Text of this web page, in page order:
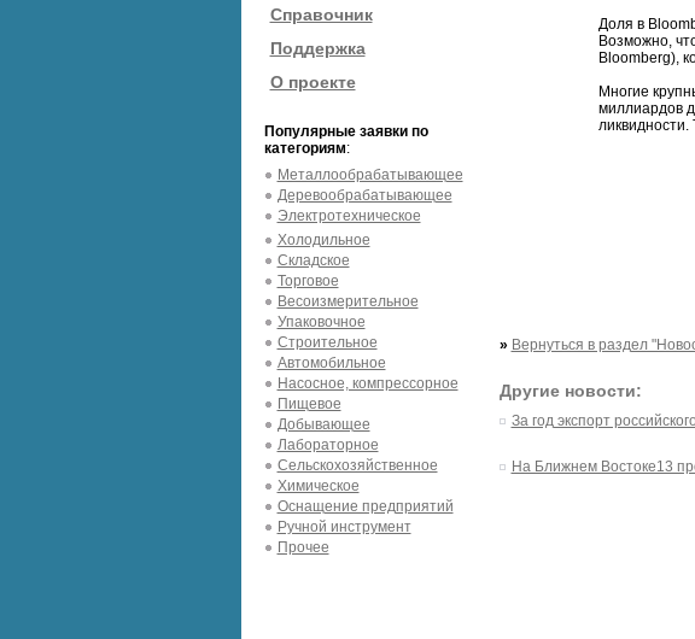
Справочник
Поддержка
О проекте
Популярные заявки по
категориям:
Металлообрабатывающее
Деревообрабатывающее
Электротехническое
Холодильное
Складское
Торговое
Весоизмерительное
Упаковочное
Строительное
Автомобильное
Насосное, компрессорное
Пищевое
Добывающее
Лабораторное
Сельскохозяйственное
Химическое
Оснащение предприятий
Ручной инструмент
Прочее
Доля в
Возможно,
Bloomberg),
Многие
миллиардов
» Вернуться в раздел
Другие новости:
За год экспорт
На Ближнем Востоке13